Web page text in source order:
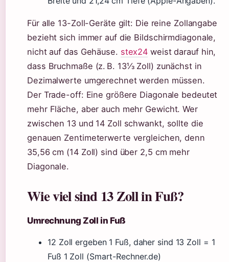
Für alle 13-Zoll-Geräte gilt: Die reine Zollangabe
bezieht sich immer auf die Bildschirmdiagonale,
nicht auf das Gehäuse. stex24 weist darauf hin,
dass Bruchmaße (z. B. 13⅓ Zoll) zunächst in
Dezimalwerte umgerechnet werden müssen.
Der Trade-off: Eine größere Diagonale bedeutet
mehr Fläche, aber auch mehr Gewicht. Wer
zwischen 13 und 14 Zoll schwankt, sollte die
genauen Zentimeterwerte vergleichen, denn
35,56 cm (14 Zoll) sind über 2,5 cm mehr
Diagonale.
Wie viel sind 13 Zoll in Fuß?
Umrechnung Zoll in Fuß
12 Zoll ergeben 1 Fuß, daher sind 13 Zoll = 1
Fuß 1 Zoll (Smart-Rechner.de)